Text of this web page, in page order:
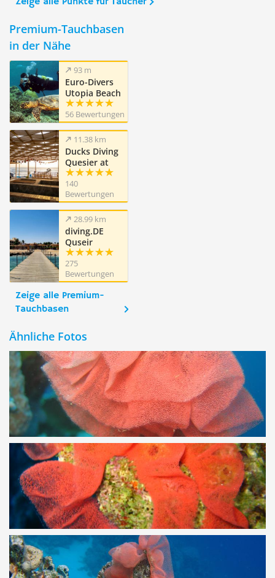
Premium-Tauchbasen
in der Nähe
93 m
Euro-Divers
Utopia Beach
Club
56 Bewertungen
11.38 km
Ducks Diving
Quesier at
Rohanou
Beach Resort
140
Bewertungen
28.99 km
diving.DE
Quseir
275
Bewertungen
Zeige alle Premium-
Tauchbasen
Ähnliche Fotos